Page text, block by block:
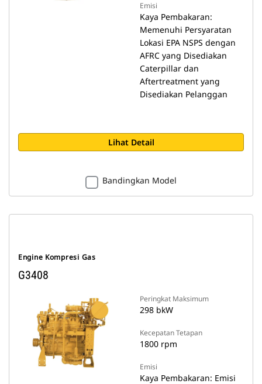
Emisi
Kaya Pembakaran:
Memenuhi Persyaratan
Lokasi EPA NSPS dengan
AFRC yang Disediakan
Caterpillar dan
Aftertreatment yang
Disediakan Pelanggan
Lihat Detail
Bandingkan Model
Engine Kompresi Gas
G3408
Peringkat Maksimum
298 bkW
Kecepatan Tetapan
1800 rpm
Emisi
Kaya Pembakaran: Emisi